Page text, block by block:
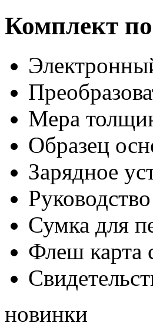
Комплект
Мера
Образец
Зарядное
Сумка для
Флеш карта
новинки